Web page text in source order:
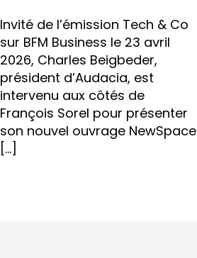
Invité de l’émission Tech & Co
sur BFM Business le 23 avril
2026, Charles Beigbeder,
président d’Audacia, est
intervenu aux côtés de
François Sorel pour présenter
son nouvel ouvrage NewSpace
[…]